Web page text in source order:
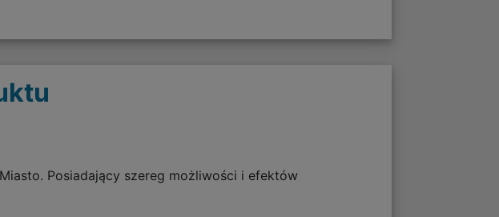
Posiadający szereg możliwości i efektów